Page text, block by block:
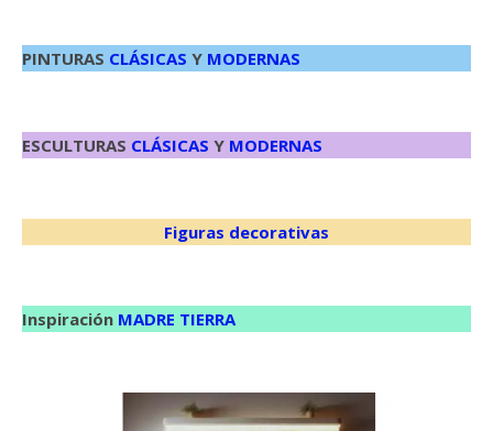
PINTURAS CLÁSICAS Y MODERNAS
ESCULTURAS CLÁSICAS Y MODERNAS
Figuras decorativas
Inspiración MADRE TIERRA